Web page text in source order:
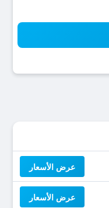
عرض الأسعار
عرض الأسعار